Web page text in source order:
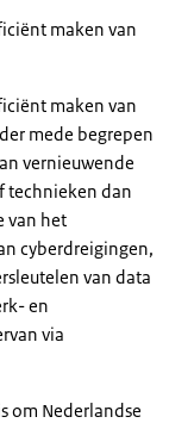
maken van
maken van
mede begrepen
vernieuwende
technieken dan
van het
cyberdreigingen,
van data
en
via
om Nederlandse